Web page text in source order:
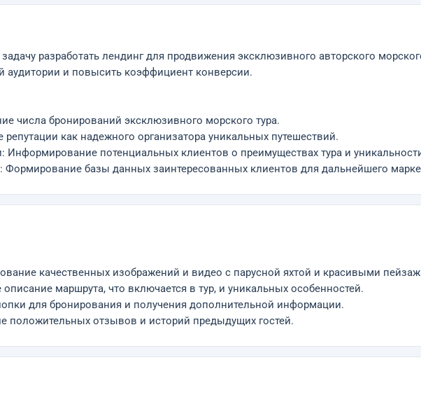
разработать лендинг для продвижения эксклюзивного авторского
аудитории и повысить коэффициент конверсии.
числа бронирований эксклюзивного морского тура.
как надежного организатора уникальных путешествий.
Информирование потенциальных клиентов о преимуществах тура и
базы данных заинтересованных клиентов для дальнейшего
качественных изображений и видео с парусной яхтой и красивыми
маршрута, что включается в тур, и уникальных особенностей.
для бронирования и получения дополнительной информации.
положительных отзывов и историй предыдущих гостей.